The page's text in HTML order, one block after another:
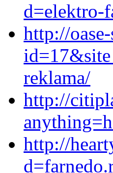
d=elektro-
http://
reklama/
http://
http://